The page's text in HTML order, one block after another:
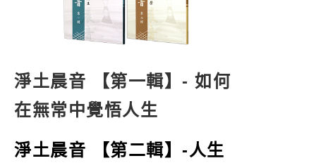
淨土晨音 【第一輯】- 如何
在無常中覺悟人生
淨土晨音 【第二輯】-人生